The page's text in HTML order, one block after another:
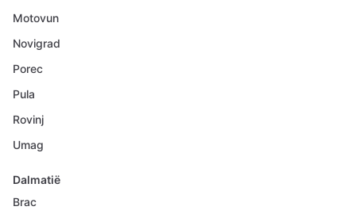
Motovun
Novigrad
Porec
Pula
Rovinj
Umag
Dalmatië
Brac